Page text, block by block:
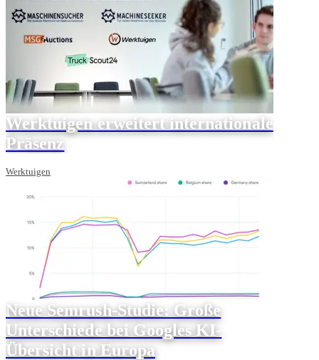
Werktuigen erweitert internationale
Präsenz
Werktuigen
Neue Semrush-Studie: Große
Unterschiede bei Googles KI-
Übersicht in Europa